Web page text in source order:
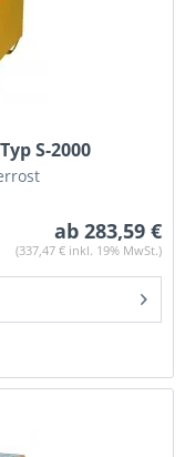
S-2000
ab 283,59 €
(337,47 € inkl. 19% MwSt.)